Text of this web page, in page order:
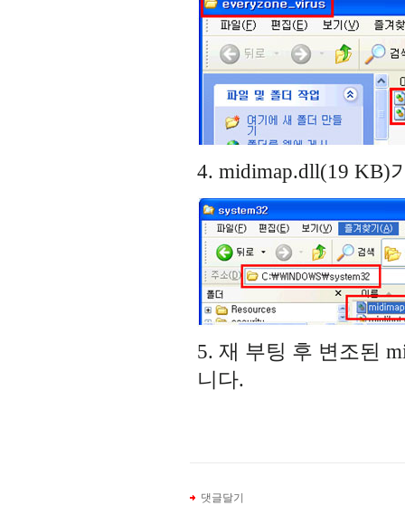
4. midimap.dll(19 KB)
5. 재 부팅 후 변조된
니다.
댓글달기